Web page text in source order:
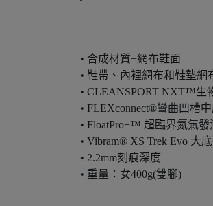
• 合成材質+網布鞋面
• 鞋帶、內裡網布和鞋墊
• CLEANSPORT NXT™生
• FLEXconnect®彎曲凹槽
• FloatPro+™ 超臨界氮氣
• Vibram® XS Trek Evo 大
• 2.2mm刻痕深度
• 重量：女400g(雙腳)